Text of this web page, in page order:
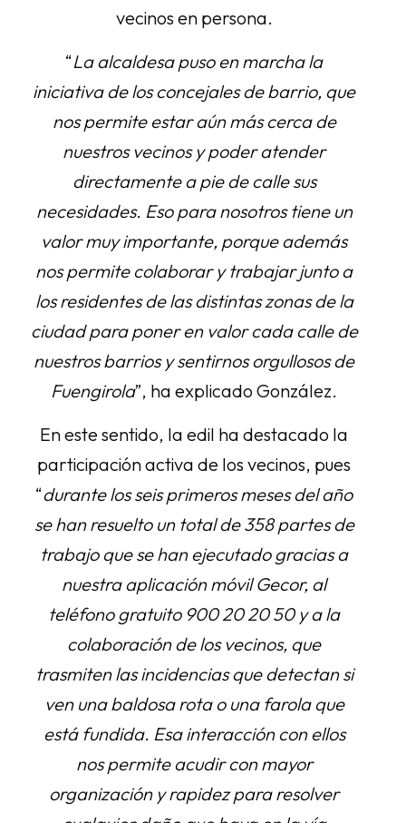
vecinos en persona.
“La alcaldesa puso en marcha la
iniciativa de los concejales de barrio, que
nos permite estar aún más cerca de
nuestros vecinos y poder atender
directamente a pie de calle sus
necesidades. Eso para nosotros tiene un
valor muy importante, porque además
nos permite colaborar y trabajar junto a
los residentes de las distintas zonas de la
ciudad para poner en valor cada calle de
nuestros barrios y sentirnos orgullosos de
Fuengirola”, ha explicado González.
En este sentido, la edil ha destacado la
participación activa de los vecinos, pues
“durante los seis primeros meses del año
se han resuelto un total de 358 partes de
trabajo que se han ejecutado gracias a
nuestra aplicación móvil Gecor, al
teléfono gratuito 900 20 20 50 y a la
colaboración de los vecinos, que
trasmiten las incidencias que detectan si
ven una baldosa rota o una farola que
está fundida. Esa interacción con ellos
nos permite acudir con mayor
organización y rapidez para resolver